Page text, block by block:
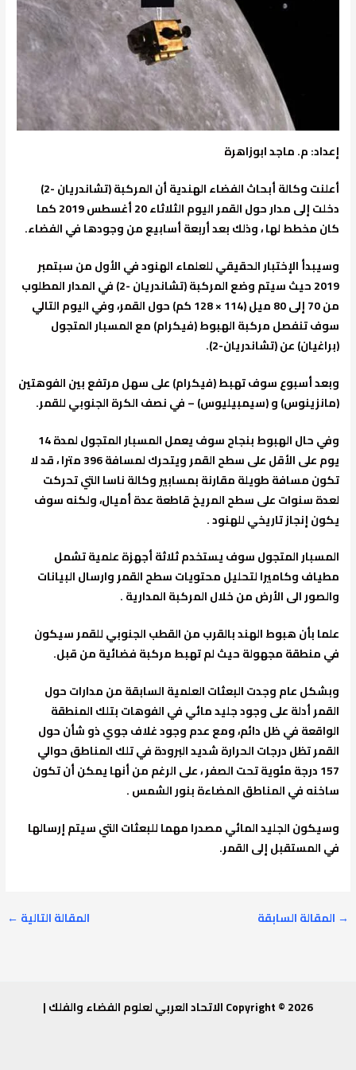
إعداد: م. ماجد ابوزاهرة
أعلنت وكالة أبحاث الفضاء الهندية أن المركبة (تشاندريان -2)
دخلت إلى مدار حول القمر اليوم الثلاثاء 20 أغسطس 2019 كما
كان مخطط لها ، وذلك بعد أربعة أسابيع من وجودها في الفضاء.
وسيبدأ الإختبار الحقيقي للعلماء الهنود في الأول من سبتمبر
2019 حيث سيتم وضع المركبة (تشاندريان -2) في المدار المطلوب
من 70 إلى 80 ميل (114 × 128 كم) حول القمر، وفي اليوم التالي
سوف تنفصل مركبة الهبوط (فيكرام) مع المسبار المتجول
(براغيان) عن (تشاندريان-2).
وبعد أسبوع سوف تهبط (فيكرام) على سهل مرتفع بين الفوهتين
(مانزينوس) و (سيمبيليوس) – في نصف الكرة الجنوبي للقمر.
وفي حال الهبوط بنجاح سوف يعمل المسبار المتجول لمدة 14
يوم على الأقل على سطح القمر ويتحرك لمسافة 396 مترا ، قد لا
تكون مسافة طويلة مقارنة بمسابير وكالة ناسا التي تحركت
لعدة سنوات على سطح المريخ قاطعة عدة أميال، ولكنه سوف
يكون إنجاز تاريخي للهنود .
المسبار المتجول سوف يستخدم ثلاثة أجهزة علمية تشمل
مطياف وكاميرا لتحليل محتويات سطح القمر وارسال البيانات
والصور الى الأرض من خلال المركبة المدارية .
علما بأن هبوط الهند بالقرب من القطب الجنوبي للقمر سيكون
في منطقة مجهولة حيث لم تهبط مركبة فضائية من قبل.
وبشكل عام وجدت البعثات العلمية السابقة من مدارات حول
القمر أدلة على وجود جليد مائي في الفوهات بتلك المنطقة
الواقعة في ظل دائم، ومع عدم وجود غلاف جوي ذو شأن حول
القمر تظل درجات الحرارة شديد البرودة في تلك المناطق حوالي
157 درجة مئوية تحت الصفر ، على الرغم من أنها يمكن أن تكون
ساخنه في المناطق المضاءة بنور الشمس .
وسيكون الجليد المائي مصدرا مهما للبعثات التي سيتم إرسالها
في المستقبل إلى القمر.
→ المقالة السابقة المقالة التالية ←
Copyright © 2026 الاتحاد العربي لعلوم الفضاء والفلك |